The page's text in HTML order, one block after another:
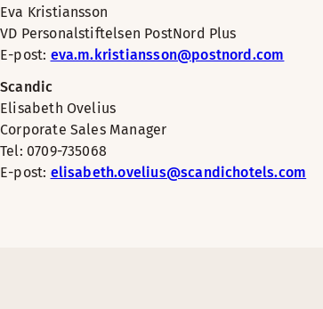
Eva Kristiansson
VD Personalstiftelsen PostNord Plus
E-post: eva.m.kristiansson@postnord.com
Scandic
Elisabeth Ovelius
Corporate Sales Manager
Tel: 0709-735068
E-post: elisabeth.ovelius@scandichotels.com